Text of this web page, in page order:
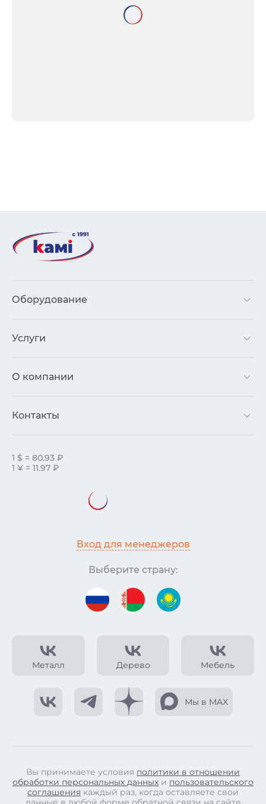
Металл Дерево Мебель
Мы в MAX
Оборудование
Услуги
О компании
Контакты
1 $ = 80.93 ₽
1 ¥ = 11.97 ₽
Вход для менеджеров
Выберите страну:
Вы принимаете условия политики в отношении
обработки персональных данных и пользовательского
соглашения каждый раз, когда оставляете свои